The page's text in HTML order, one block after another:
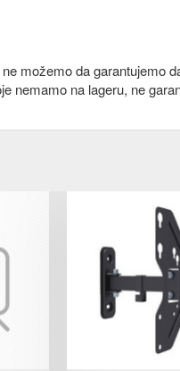
možemo da garantujemo
nemamo na lageru, ne